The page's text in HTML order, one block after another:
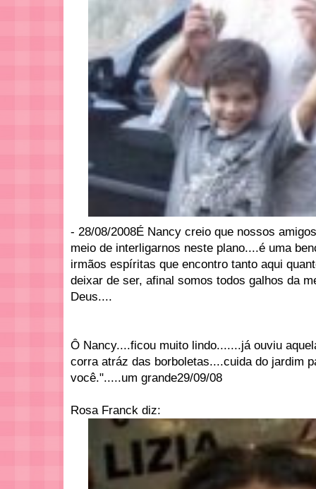
- 28/08/2008É Nancy creio que nossos
meio de interligarnos neste plano....é uma
irmãos espíritas que encontro tanto aqui
deixar de ser, afinal somos todos galhos da
Deus....
Ô Nancy....ficou muito lindo.......já ouviu
corra atráz das borboletas....cuida do jardim
você.".....um grande29/09/08
Rosa Franck diz: